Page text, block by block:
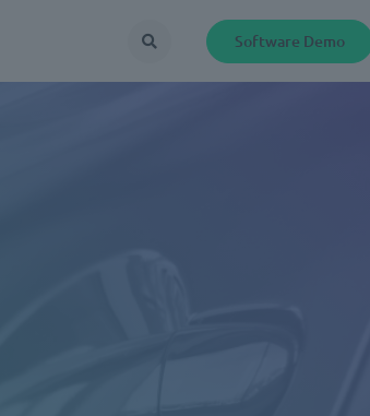
Suche Software Demo